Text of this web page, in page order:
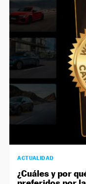
ACTUALIDAD
¿Cuáles y por